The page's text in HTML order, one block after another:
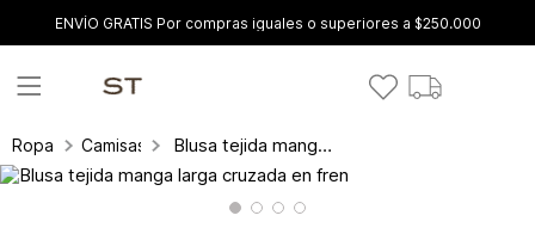
ENVÍO GRATIS Por compras iguales o superiores a $250.000
Ropa Camisas y blusas Blusa tejida manga larga cruzada en fren